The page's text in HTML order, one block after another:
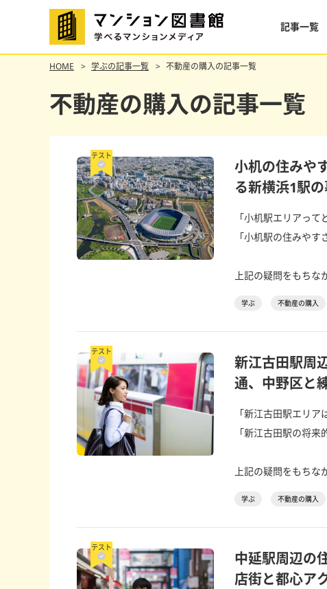
記事一覧
HOME 学ぶの記事一覧 不動産の購入の記事一覧
不動産の購入の記事一覧
テスト
小机の住みや
る新横浜1駅
「小机駅エリアって
「小机駅の住みやす
上記の疑問をもち
学ぶ 不動産の購入
テスト
新江古田駅周
通、中野区と
「新江古田駅エリア
「新江古田駅の将来
上記の疑問をもち
学ぶ 不動産の購入
テスト
中延駅周辺の
店街と都心ア